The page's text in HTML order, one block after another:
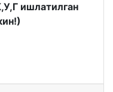
ишлатилган